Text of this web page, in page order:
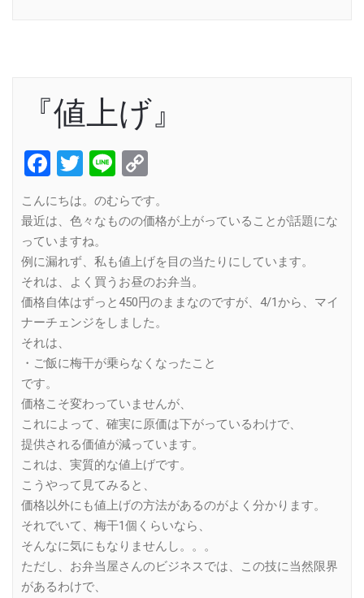
『値上げ』
Facebook
Twitter
Line
Link
こんにちは。のむらです。
最近は、色々なものの価格が上がっていることが話題にな
っていますね。
例に漏れず、私も値上げを目の当たりにしています。
それは、よく買うお昼のお弁当。
価格自体はずっと450円のままなのですが、4/1から、マイ
ナーチェンジをしました。
それは、
・ご飯に梅干が乗らなくなったこと
です。
価格こそ変わっていませんが、
これによって、確実に原価は下がっているわけで、
提供される価値が減っています。
これは、実質的な値上げです。
こうやって見てみると、
価格以外にも値上げの方法があるのがよく分かります。
それでいて、梅干1個くらいなら、
そんなに気にもなりませんし。。。
ただし、お弁当屋さんのビジネスでは、この技に当然限界
があるわけで、